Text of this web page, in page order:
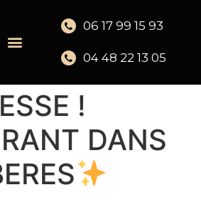
06 17 99 15 93
04 48 22 13 05
!
DANS